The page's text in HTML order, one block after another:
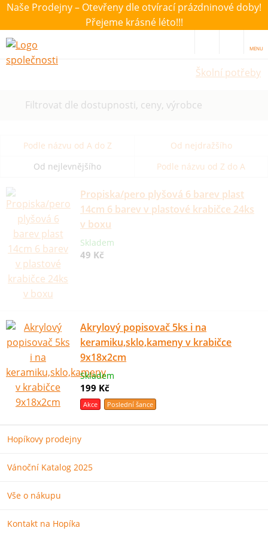
Naše Prodejny – Otevřeny dle otvírací prázdninové doby!
Přejeme krásné léto!!!
MENU
Školní potřeby
Filtrovat dle dostupnosti, ceny, výrobce
Podle názvu od A do Z
Od nejdražšího
Od nejlevnějšího
Podle názvu od Z do A
Propiska/pero plyšová 6 barev plast
14cm 6 barev v plastové krabičce 24ks
v boxu
Skladem
49 Kč
Akrylový popisovač 5ks i na
keramiku,sklo,kameny v krabičce
9x18x2cm
Skladem
199 Kč
Akce Poslední šance
Hopíkovy prodejny
Vánoční Katalog 2025
Vše o nákupu
Kontakt na Hopíka